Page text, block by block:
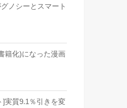
ノシーとスマート
籍化)になった漫画
]実質9.1％引きを変